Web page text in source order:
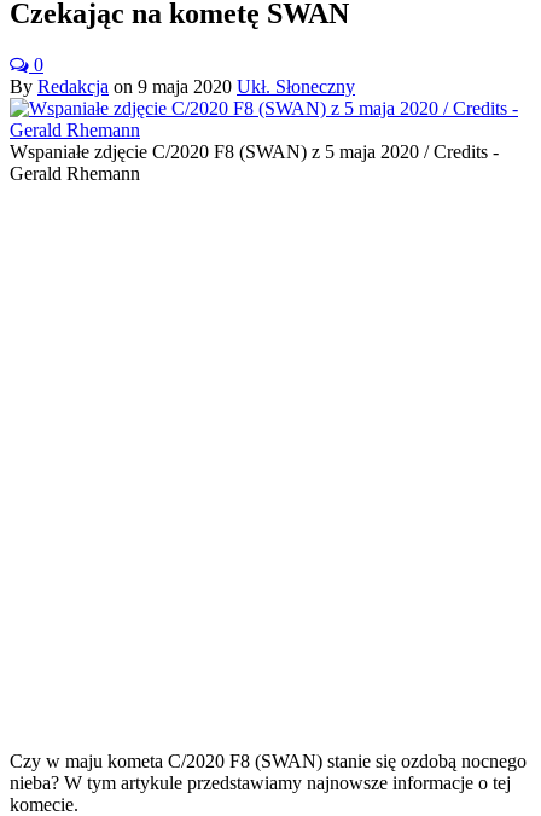
Czekając na kometę SWAN
0
By Redakcja on 9 maja 2020 Ukł. Słoneczny
Wspaniałe zdjęcie C/2020 F8 (SWAN) z 5 maja 2020 / Credits -
Gerald Rhemann
Czy w maju kometa C/2020 F8 (SWAN) stanie się ozdobą nocnego
nieba? W tym artykule przedstawiamy najnowsze informacje o tej
komecie.